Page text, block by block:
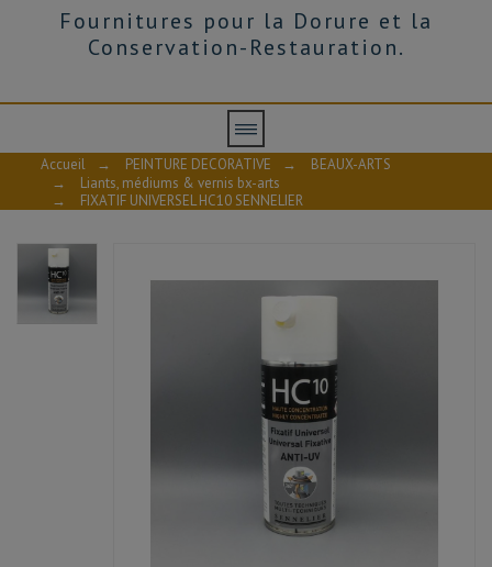
Fournitures pour la Dorure et la
Conservation-Restauration.
Accueil → PEINTURE DECORATIVE →
BEAUX-ARTS
→
Liants, médiums & vernis bx-arts
→
FIXATIF UNIVERSEL HC10 SENNELIER